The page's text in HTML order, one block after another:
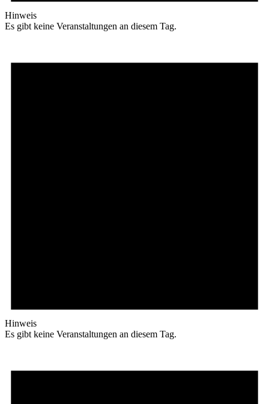
Hinweis
Es gibt keine Veranstaltungen an diesem Tag.
Hinweis
Es gibt keine Veranstaltungen an diesem Tag.